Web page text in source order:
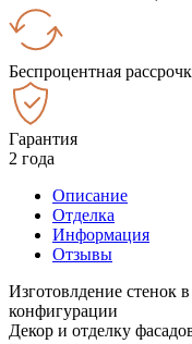
Беспроцентная
Гарантия
2 года
Описание
Отделка
Информация
Отзывы
Изготовлдение стенок
конфигурации
Декор и отделку